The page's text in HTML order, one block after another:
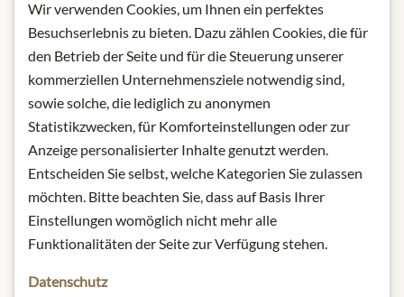
Ponente, 276/ 40132 Bologna/ Italy.
* Wir bitten um Verständnis, dass das
Produktdesign von der Abbildung
abweichen kann.
SLOŽENÍ A ALERGENY
Sugar, sunflower oil, skimmed milk
powder, caramelised sugar (4.3%),
flavoured caramel inclusions 4%
(sugar, glucose syrup, water, BUTTER,
bicarbonate), HAZELNUTS, cocoa
Wir verwenden Cookies, um Ihnen ein perfektes
Besuchserlebnis zu bieten. Dazu zählen Cookies, die für
den Betrieb der Seite und für die Steuerung unserer
kommerziellen Unternehmensziele notwendig sind,
sowie solche, die lediglich zu anonymen
Statistikzwecken, für Komforteinstellungen oder zur
Anzeige personalisierter Inhalte genutzt werden.
Entscheiden Sie selbst, welche Kategorien Sie zulassen
möchten. Bitte beachten Sie, dass auf Basis Ihrer
Einstellungen womöglich nicht mehr alle
Funktionalitäten der Seite zur Verfügung stehen.
Datenschutz